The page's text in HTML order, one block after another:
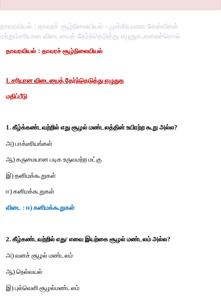
தாவரவியல் : தாவரச் சூழ்நிலையியல் - முக்கியமான கேள்விகள்
மற்றும்சரியான விடையைத் தேர்ந்தெடுத்து எழுதுக,கலைச்சொல்
I. சரியான விடையைத் தேர்ந்தெடுத்து எழுதுக
1. கீழ்க்கண்டவற்றில் எது சூழல் மண்டலத்தின் உயிரற்ற கூறு
இ) தனிமக்கூறுகள்
ஈ) கனிமக்கூறுகள்